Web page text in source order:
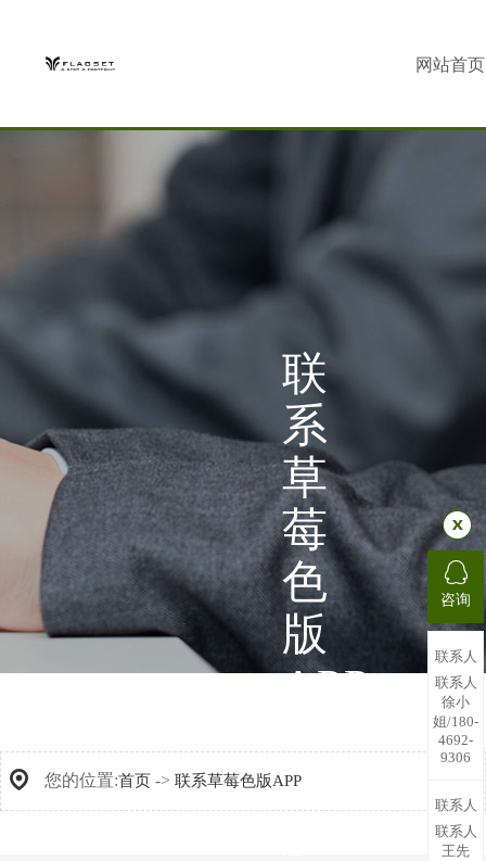
网站首页
联
系
草
莓
色
版
APP
您
可
以
您的位置:首页 -> 联系草莓色版APP
咨询
联系人
联系人
徐小
姐/180-
4692-
9306
联系人
联系人
王先